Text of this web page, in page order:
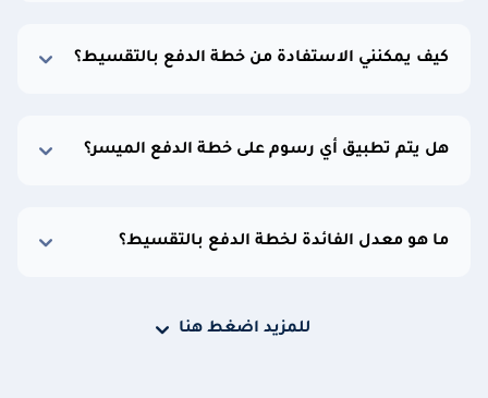
كيف يمكنني الاستفادة من خطة الدفع بالتقسيط؟
هل يتم تطبيق أي رسوم على خطة الدفع الميسر؟
ما هو معدل الفائدة لخطة الدفع بالتقسيط؟
للمزيد اضغط هنا